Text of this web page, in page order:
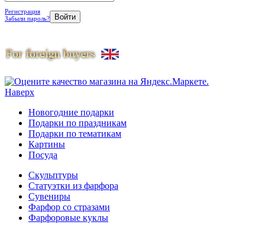
Регистрация
Забыли пароль?
Наверх
Новогодние подарки
Подарки по праздникам
Подарки по тематикам
Картины
Посуда
Скульптуры
Статуэтки из фарфора
Сувениры
Фарфор со стразами
Фарфоровые куклы